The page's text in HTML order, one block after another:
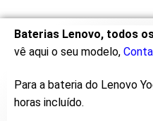
Baterias Lenovo, todos
vê aqui o seu modelo,
Para a bateria do Lenovo
horas incluído.